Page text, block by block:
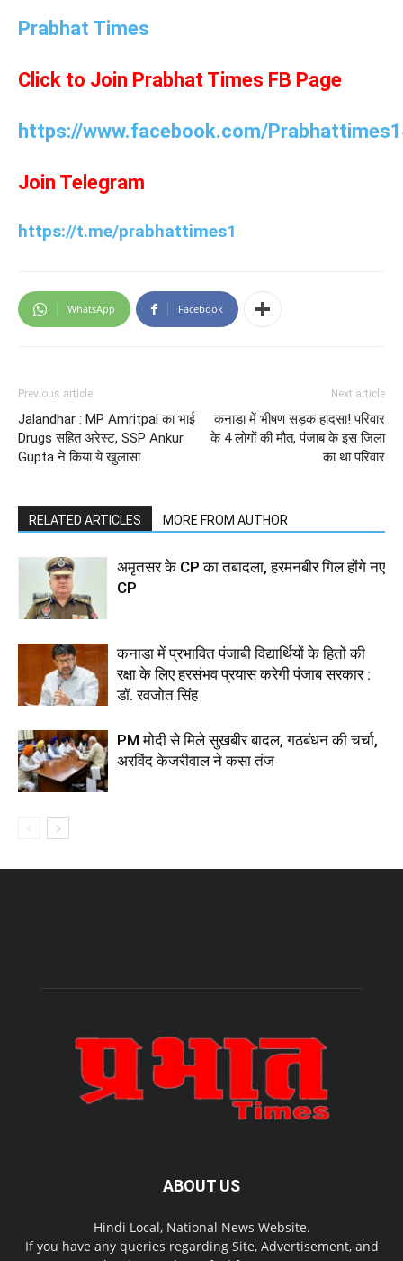
Prabhat Times
Click to Join Prabhat Times FB Page
https://www.facebook.com/
Join Telegram
https://t.me/prabhattimes1
WhatsApp Facebook
Previous article
Jalandhar : MP Amritpal का भाई
Drugs सहित अरेस्ट, SSP Ankur
Gupta ने किया ये खुलासा
Next article
कनाडा में भीषण सड़क हादसा! परिवार
के 4 लोगों की मौत, पंजाब के इस जिला
का था परिवार
RELATED ARTICLES MORE FROM AUTHOR
अमृतसर के CP का तबादला, हरमनबीर गिल होंगे नए
CP
कनाडा में प्रभावित पंजाबी विद्यार्थियों के हितों की
रक्षा के लिए हरसंभव प्रयास करेगी पंजाब सरकार :
डॉ. रवजोत सिंह
PM मोदी से मिले सुखबीर बादल, गठबंधन की चर्चा,
अरविंद केजरीवाल ने कसा तंज
ABOUT US
Hindi Local, National News Website.
If you have any queries regarding Site, Advertisement, and